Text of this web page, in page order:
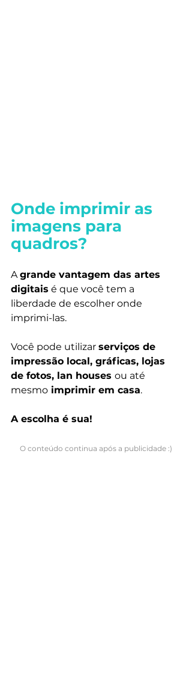
Onde imprimir as
imagens para
quadros?
A grande vantagem das artes
digitais é que você tem a
liberdade de escolher onde
imprimi-las.
Você pode utilizar serviços de
impressão local, gráficas, lojas
de fotos, lan houses ou até
mesmo imprimir em casa.
A escolha é sua!
O conteúdo continua após a publicidade :)